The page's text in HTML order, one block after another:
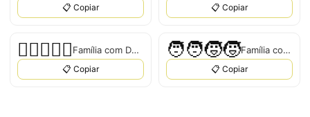
📋 Copiar 📋 Copiar
🧑🏻‍❤️‍🧑🏿 Família com Dois Adultos
📋 Copiar
🧑‍🧑‍🧒‍🧒 Família com Dois Adultos e Duas Crianças
📋 Copiar